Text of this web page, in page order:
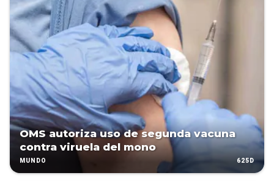
OMS autoriza uso de segunda vacuna
contra viruela del mono
MUNDO 625D